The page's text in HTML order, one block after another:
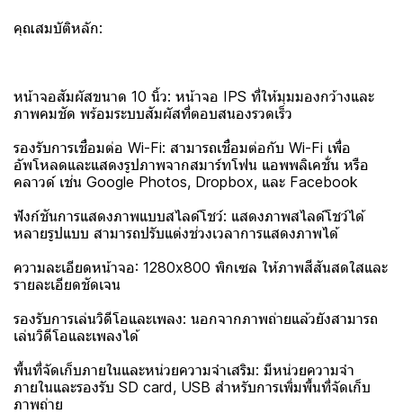
คุณสมบัติหลัก:
หน้าจอสัมผัสขนาด 10 นิ้ว: หน้าจอ IPS ที่ให้มุมมองกว้างและ
ภาพคมชัด พร้อมระบบสัมผัสที่ตอบสนองรวดเร็ว
รองรับการเชื่อมต่อ Wi-Fi: สามารถเชื่อมต่อกับ Wi-Fi เพื่อ
อัพโหลดและแสดงรูปภาพจากสมาร์ทโฟน แอพพลิเคชั่น หรือ
คลาวด์ เช่น Google Photos, Dropbox, และ Facebook
ฟังก์ชันการแสดงภาพแบบสไลด์โชว์: แสดงภาพสไลด์โชว์ได้
หลายรูปแบบ สามารถปรับแต่งช่วงเวลาการแสดงภาพได้
ความละเอียดหน้าจอ: 1280x800 พิกเซล ให้ภาพสีสันสดใสและ
รายละเอียดชัดเจน
รองรับการเล่นวิดีโอและเพลง: นอกจากภาพถ่ายแล้วยังสามารถ
เล่นวิดีโอและเพลงได้
พื้นที่จัดเก็บภายในและหน่วยความจำเสริม: มีหน่วยความจำ
ภายในและรองรับ SD card, USB สำหรับการเพิ่มพื้นที่จัดเก็บ
ภาพถ่าย